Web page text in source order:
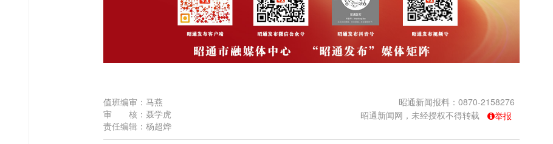
昭通新闻报料：0870-2158276
昭通新闻网，未经授权不得转载
举报
值班编审：马燕
审 核：聂学虎
责任编辑：杨超烨